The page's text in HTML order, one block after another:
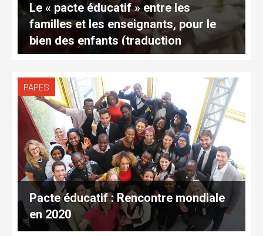
Le « pacte éducatif » entre les
familles et les enseignants, pour le
bien des enfants (traduction
complète)
PAPES
Pacte éducatif : Rencontre mondiale
en 2020